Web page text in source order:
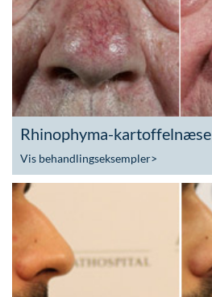
Rhinophyma-kartoffelnæse
Vis behandlingseksempler>